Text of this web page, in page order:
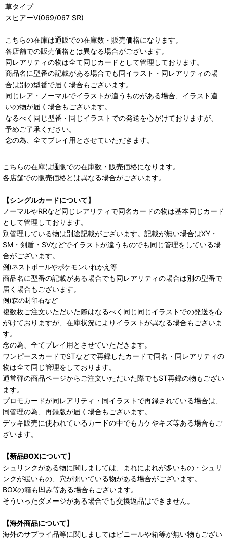
草タイプ
スピアーV(069/067 SR)
こちらの在庫は通販での在庫数・販売価格になります。
各店舗での販売価格とは異なる場合がございます。
同レアリティの物は全て同じカードとして管理しております。
商品名に型番の記載がある場合でも同イラスト・同レアリティの場
合は別の型番で届く場合もございます。
同じレア・ノーマルでイラストが違うものがある場合、イラスト違
いの物が届く場合もございます。
なるべく同じ型番・同じイラストでの発送を心がけておりますが、
予めご了承ください。
念の為、全てプレイ用とさせていただきます。
こちらの在庫は通販での在庫数・販売価格になります。
各店舗での販売価格とは異なる場合がございます。
【シングルカードについて】
ノーマルやRRなど同じレアリティで同名カードの物は基本同じカード
として管理しております。
別管理している物は別途記載がございます。記載が無い場合はXY・
SM・剣盾・SVなどでイラストが違うものでも同じ管理をしている場
合がございます。
例)ネストボールやポケモンいれかえ等
商品名に型番の記載がある場合でも同レアリティの場合は別の型番で
届く場合もございます。
例)森の封印石など
複数枚ご注文いただいた際はなるべく同じ同じイラストでの発送を心
がけておりますが、在庫状況によりイラストが異なる場合もございま
す。
念の為、全てプレイ用とさせていただきます。
ワンピースカードでSTなどで再録したカードで同名・同レアリティの
物は全て同じ管理をしております。
通常弾の商品ページからご注文いただいた際でもST再録の物もござい
ます。
プロモカードが同レアリティ・同イラストで再録されている場合は、
同管理の為、再録版が届く場合もございます。
デッキ販売に使われているカードの中でもカケやキズ等ある場合もご
ざいます。
【新品BOXについて】
シュリンクがある物に関しましては、まれによれが多いもの・シュリ
ンクが緩いもの、穴が開いている物がある場合がございます。
BOXの箱も凹み等ある場合もございます。
そういったダメージがある場合でも交換返品はできません。
【海外商品について】
海外のサプライ品等に関しましてはビニールや箱等が無い物もござい